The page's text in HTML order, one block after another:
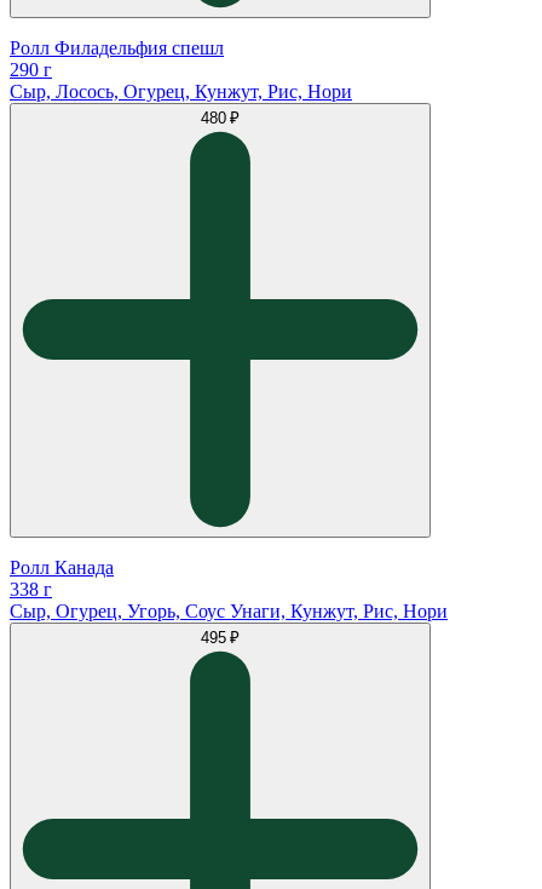
Ролл Филадельфия спешл
290 г
Сыр, Лосось, Огурец, Кунжут, Рис, Нори
480 ₽
Ролл Канада
338 г
Сыр, Огурец, Угорь, Соус Унаги, Кунжут, Рис, Нори
495 ₽